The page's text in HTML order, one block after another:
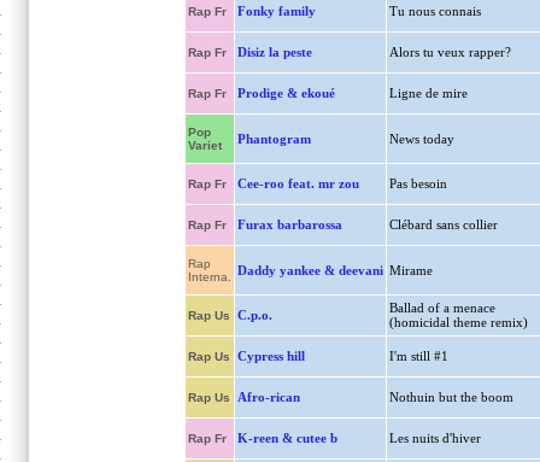
Rap Fr Fonky family Tu nous connais
Rap Fr Disiz la peste Alors tu veux rapper?
Rap Fr Prodige & ekoué Ligne de mire
Pop
Variet
Phantogram News today
Rap Fr Cee-roo feat. mr zou Pas besoin
Rap Fr Furax barbarossa Clébard sans collier
Rap
Interna.
Daddy yankee & deevani Mirame
Rap Us C.p.o.
Ballad of a menace
(homicidal theme remix)
Rap Us Cypress hill I'm still #1
Rap Us Afro-rican Nothuin but the boom
Rap Fr K-reen & cutee b Les nuits d'hiver